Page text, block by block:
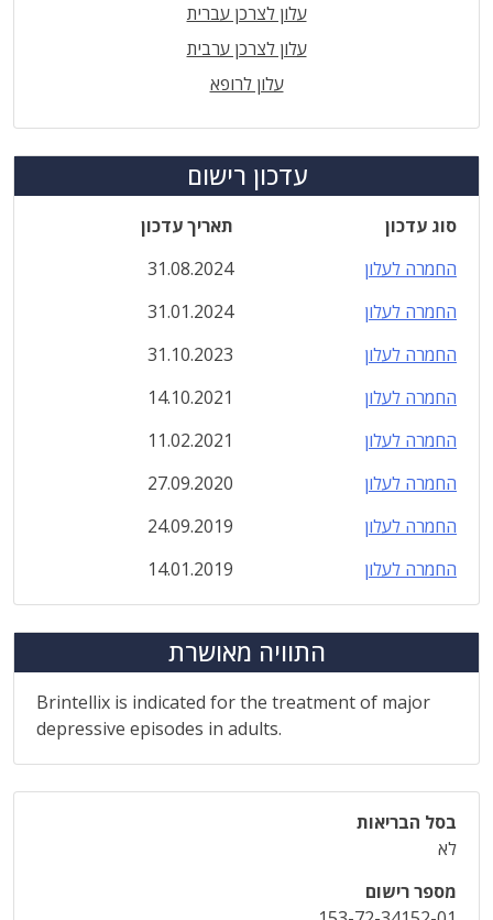
עלון לצרכן עברית
עלון לצרכן ערבית
עלון לרופא
עדכון רישום
סוג עדכון
תאריך עדכון
החמרה לעלון
31.08.2024
החמרה לעלון
31.01.2024
החמרה לעלון
31.10.2023
החמרה לעלון
14.10.2021
החמרה לעלון
11.02.2021
החמרה לעלון
27.09.2020
החמרה לעלון
24.09.2019
החמרה לעלון
14.01.2019
התוויה מאושרת
Brintellix is indicated for the treatment of major
depressive episodes in adults.
בסל הבריאות
לא
מספר רישום